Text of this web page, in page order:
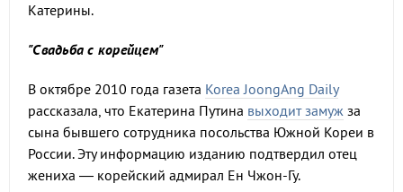
Катерины.
"Свадьба с корейцем"
В октябре 2010 года газета Korea JoongAng Daily
рассказала, что Екатерина Путина выходит замуж за
сына бывшего сотрудника посольства Южной Кореи в
России. Эту информацию изданию подтвердил отец
жениха — корейский адмирал Ен Чжон-Гу.